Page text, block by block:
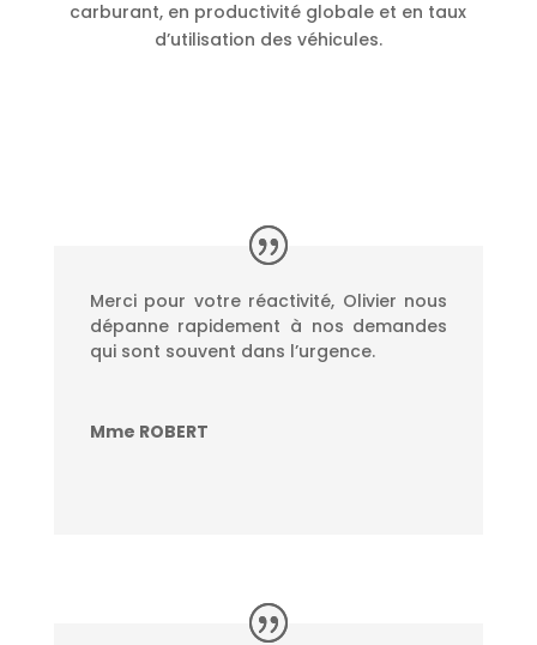
carburant, en productivité globale et en taux
d’utilisation des véhicules.
Merci pour votre réactivité, Olivier nous
dépanne rapidement à nos demandes
qui sont souvent dans l’urgence.
Mme ROBERT